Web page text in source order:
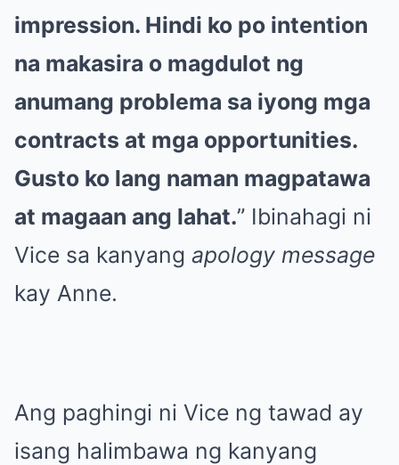
impression. Hindi ko po intention
na makasira o magdulot ng
anumang problema sa iyong mga
contracts at mga opportunities.
Gusto ko lang naman magpatawa
at magaan ang lahat.” Ibinahagi ni
Vice sa kanyang apology message
kay Anne.
Ang paghingi ni Vice ng tawad ay
isang halimbawa ng kanyang